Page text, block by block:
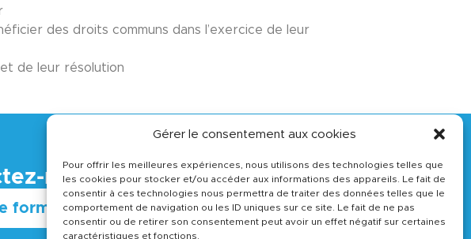
Gérer le consentement aux cookies
Pour offrir les meilleures expériences, nous utilisons des technologies telles que
les cookies pour stocker et/ou accéder aux informations des appareils. Le fait de
consentir à ces technologies nous permettra de traiter des données telles que le
comportement de navigation ou les ID uniques sur ce site. Le fait de ne pas
consentir ou de retirer son consentement peut avoir un effet négatif sur certaines
caractéristiques et fonctions.
des droits communs dans l’exercice de leur
de leur résolution
nous
formulaire